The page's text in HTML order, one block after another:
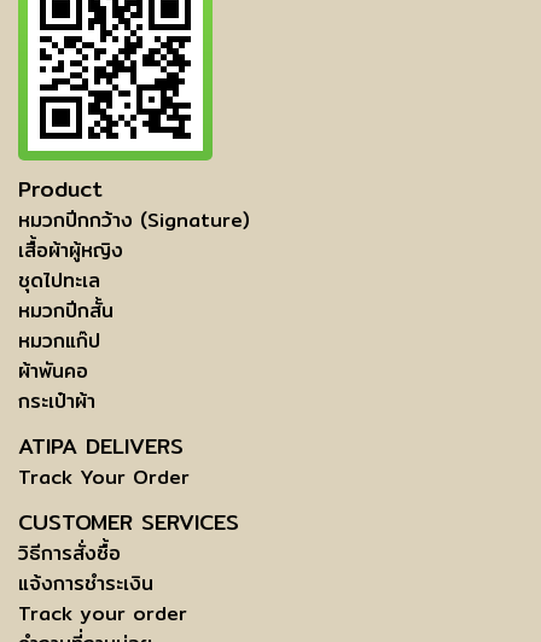
Product
หมวกปีกกว้าง (Signature)
เสื้อผ้าผู้หญิง
ชุดไปทะเล
หมวกปีกสั้น
หมวกแก๊ป
ผ้าพันคอ
กระเป๋าผ้า
ATIPA DELIVERS
Track Your Order
CUSTOMER SERVICES
วิธีการสั่งซื้อ
แจ้งการชำระเงิน
Track your order